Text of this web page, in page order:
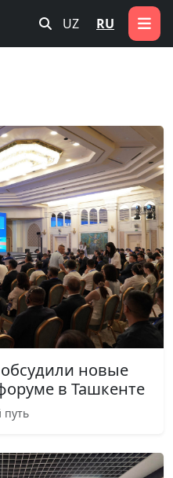
UZ RU
новые
в Ташкенте